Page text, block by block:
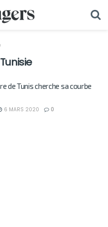
de Tunis cherche sa courbe
6 MARS 2020 0